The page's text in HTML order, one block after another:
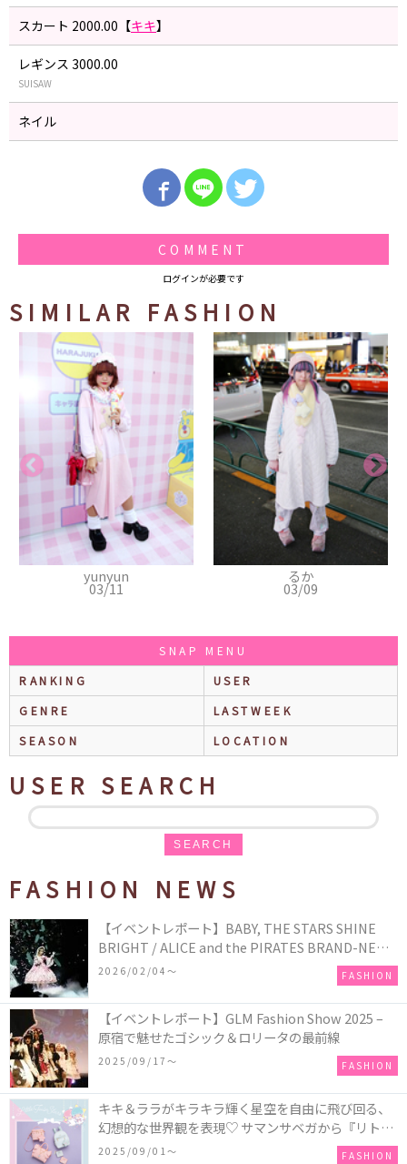
スカート 2000.00【キキ】
レギンス 3000.00
SUISAW
ネイル
COMMENT
ログインが必要です
SIMILAR FASHION
SNAP MENU
RANKING
USER
GENRE
LASTWEEK
SEASON
LOCATION
USER SEARCH
SEARCH
FASHION NEWS
【イベントレポート】BABY, THE STARS SHINE
BRIGHT / ALICE and the PIRATES BRAND-NEW
COLLECTION in TOKYO
2026/02/04〜 FASHION
【イベントレポート】GLM Fashion Show 2025 –
原宿で魅せたゴシック＆ロリータの最前線
2025/09/17〜 FASHION
キキ＆ララがキラキラ輝く星空を自由に飛び回る、
幻想的な世界観を表現♡ サマンサベガから『リトル
ツインスターズ』50周年アニバーサリーイヤー』を
2025/09/01〜 FASHION